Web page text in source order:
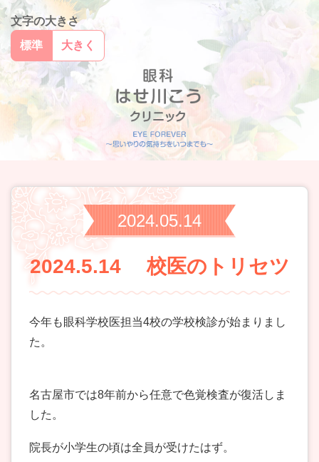
文字の大きさ
標準
大きく
2024.05.14
2024.5.14 校医のトリセツ
今年も眼科学校医担当4校の学校検診が始まりまし
た。
名古屋市では8年前から任意で色覚検査が復活しま
した。
院長が小学生の頃は全員が受けたはず。